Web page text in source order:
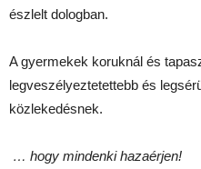
észlelt dologban.
A gyermekek koruknál és
legveszélyeztetettebb és
közlekedésnek.
… hogy mindenki hazaérjen!